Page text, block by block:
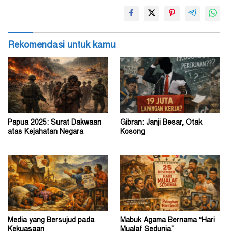
Rekomendasi untuk kamu
Papua 2025: Surat Dakwaan
atas Kejahatan Negara
Gibran: Janji Besar, Otak
Kosong
Media yang Bersujud pada
Kekuasaan
Mabuk Agama Bernama “Hari
Mualaf Sedunia”